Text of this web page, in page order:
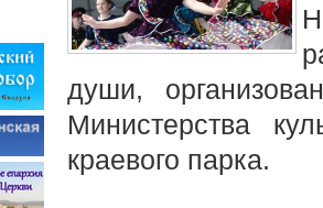
души,
Министерства
краевого парка.